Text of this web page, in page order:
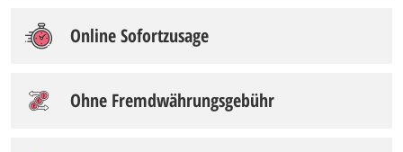
Online Sofortzusage
Ohne Fremdwährungsgebühr